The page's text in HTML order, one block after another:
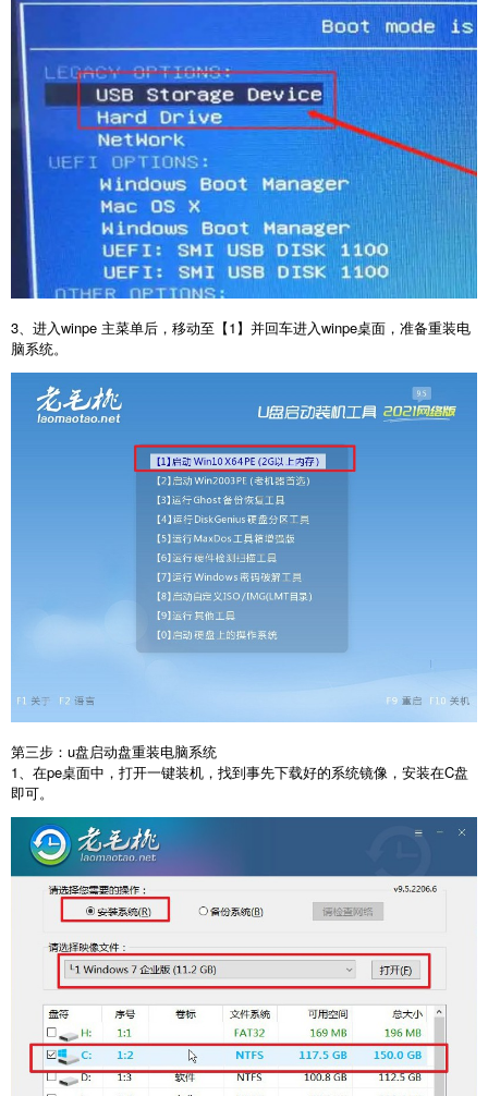
3、进入winpe 主菜单后，移动至【1】并回车进入winpe桌面，准备重装电
脑系统。
第三步：u盘启动盘重装电脑系统
1、在pe桌面中，打开一键装机，找到事先下载好的系统镜像，安装在C盘
即可。